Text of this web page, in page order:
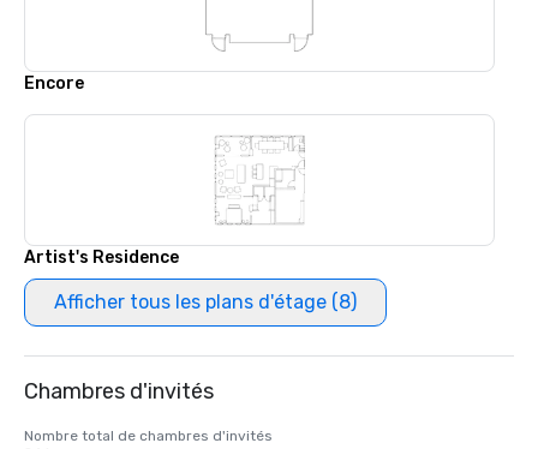
Encore
Artist's Residence
Afficher tous les plans d'étage (8)
Chambres d'invités
Nombre total de chambres d'invités